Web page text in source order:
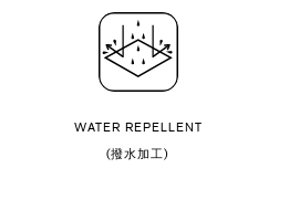
WATER REPELLENT
(撥水加工)